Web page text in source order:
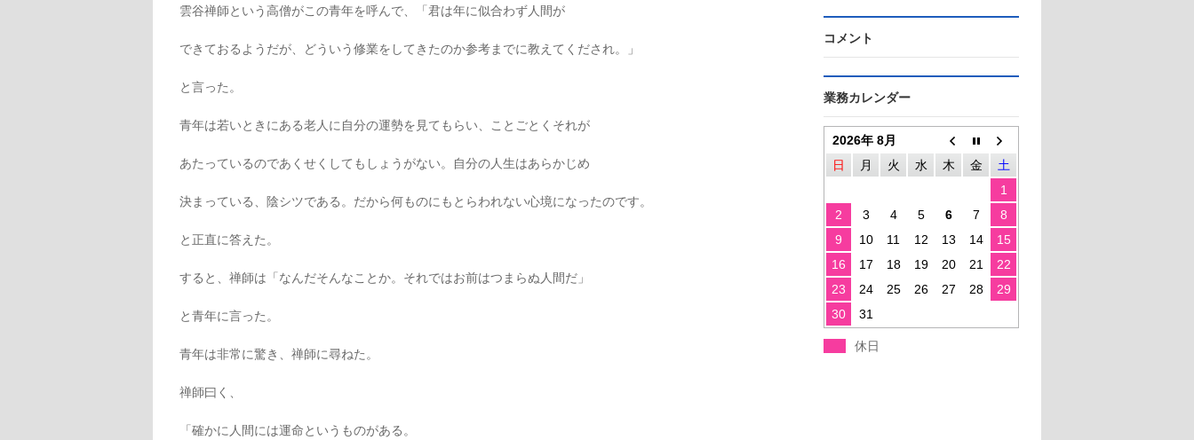
雲谷禅師という高僧がこの青年を呼んで、「君は年に似合わず人間が
できておるようだが、どういう修業をしてきたのか参考までに教えてくだされ。」
と言った。
青年は若いときにある老人に自分の運勢を見てもらい、ことごとくそれが
あたっているのであくせくしてもしょうがない。自分の人生はあらかじめ
決まっている、陰シツである。だから何ものにもとらわれない心境になったのです。
と正直に答えた。
すると、禅師は「なんだそんなことか。それではお前はつまらぬ人間だ」
と青年に言った。
青年は非常に驚き、禅師に尋ねた。
禅師曰く、
「確かに人間には運命というものがある。
コメント
業務カレンダー
2026年 8月
日
月 火 水 木 金
土
1
2
3 4 5 6 7
8
9
10 11 12 13 14
15
16
17 18 19 20 21
22
23
24 25 26 27 28
29
30
31
休日